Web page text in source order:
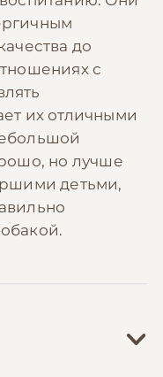
до
с
их отличными
но лучше
детьми,